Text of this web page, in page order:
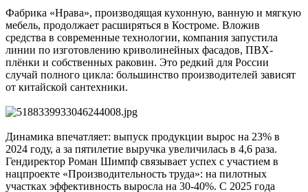
Фабрика «Нрава», производящая кухонную, ванную и мягкую
мебель, продолжает расширяться в Костроме. Вложив
средства в современные технологии, компания запустила
линии по изготовлению криволинейных фасадов, ПВХ-
плёнки и собственных раковин. Это редкий для России
случай полного цикла: большинство производителей зависят
от китайской сантехники.
Динамика впечатляет: выпуск продукции вырос на 23% в
2024 году, а за пятилетие выручка увеличилась в 4,6 раза.
Гендиректор Роман Шимпф связывает успех с участием в
нацпроекте «Производительность труда»: на пилотных
участках эффективность выросла на 30-40%. С 2025 года